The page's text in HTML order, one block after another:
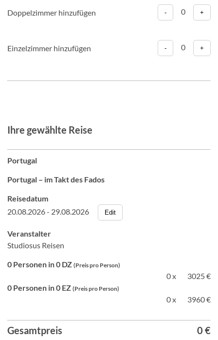
Doppelzimmer hinzufügen - 0 +
Einzelzimmer hinzufügen - 0 +
Ihre gewählte Reise
Portugal
Portugal – im Takt des Fados
Reisedatum
20.08.2026 - 29.08.2026
Edit
Veranstalter
Studiosus Reisen
0 Personen in 0 DZ (Preis pro Person)
0 x
3025 €
0 Personen in 0 EZ (Preis pro Person)
0 x 3960 €
Gesamtpreis 0 €